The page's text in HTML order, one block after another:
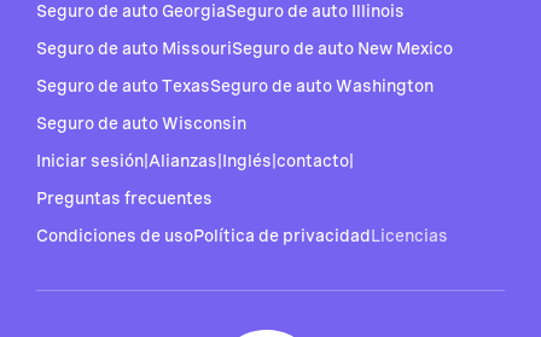
Seguro de auto GeorgiaSeguro de auto Illinois
Seguro de auto MissouriSeguro de auto New Mexico
Seguro de auto TexasSeguro de auto Washington
Seguro de auto Wisconsin
Iniciar sesión Alianzas Inglés contacto
Preguntas frecuentes
Condiciones de usoPolítica de privacidadLicencias